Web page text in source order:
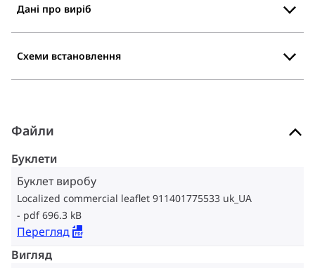
Дані про виріб
Схеми встановлення
Файли
Буклети
Буклет виробу
Localized commercial leaflet 911401775533 uk_UA
pdf 696.3 kB
Перегляд
Вигляд